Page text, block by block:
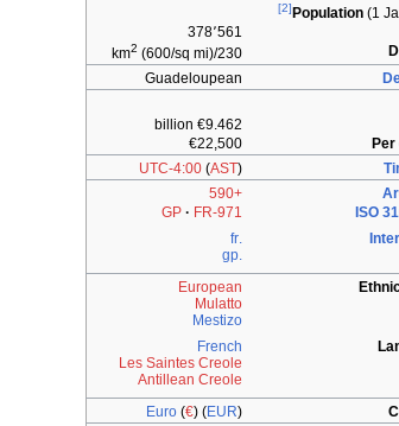
Population (1
[2]
378٬561
230/km
2 (600/sq mi)
Guadeloupean
€9.462 billion
€22,500
UTC-4:00(AST)
+590
ISO
GP
FR-971
.fr
.gp
European
Mulatto
Mestizo
French
Les Saintes Creole
Antillean Creole
Euro(€) (EUR)